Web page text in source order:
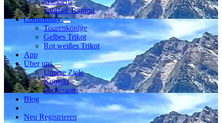
Fahrrad Touring
Community
Tourenkönige
Gelbes Trikot
Rot weißes Trikot
App
Über uns
Unsere Ziele
Kontakt
Impressum
Blog
Neu Registrieren